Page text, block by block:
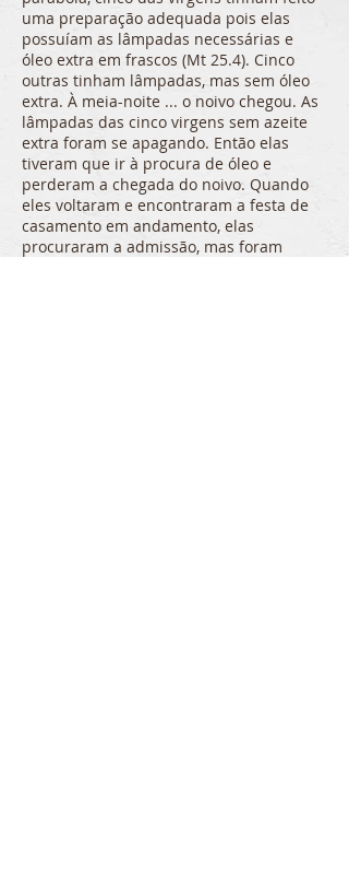
uma preparação adequada pois elas
possuíam as lâmpadas necessárias e
óleo extra em frascos (Mt 25.4). Cinco
outras tinham lâmpadas, mas sem óleo
extra. À meia-noite ... o noivo chegou. As
lâmpadas das cinco virgens sem azeite
extra foram se apagando. Então elas
tiveram que ir à procura de óleo e
perderam a chegada do noivo. Quando
eles voltaram e encontraram a festa de
casamento em andamento, elas
procuraram a admissão, mas foram